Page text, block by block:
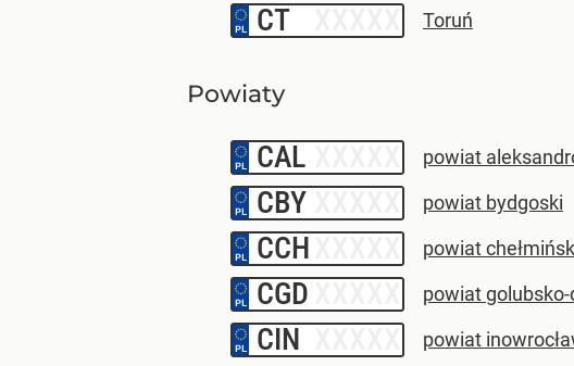
CT Toruń
Powiaty
CAL powiat
CBY powiat bydgoski
CCH powiat
CGD powiat
CIN powiat